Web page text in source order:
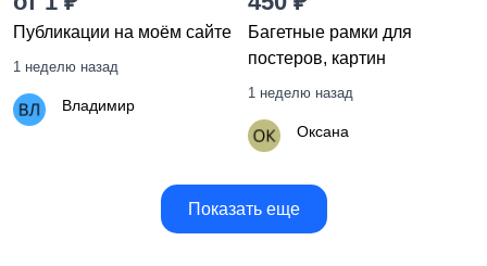
Публикации на моём сайте
1 неделю назад
Владимир
Багетные рамки для
постеров, картин
1 неделю назад
Оксана
Показать еще